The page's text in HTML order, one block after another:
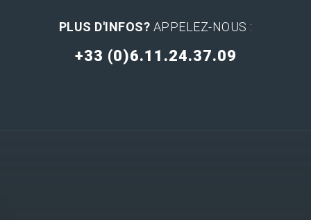
PLUS D'INFOS? APPELEZ-NOUS :
+33 (0)6.11.24.37.09